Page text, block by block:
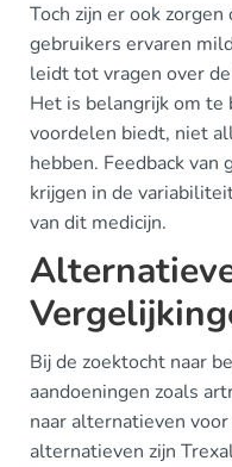
Toch zijn er ook
gebruikers ervaren
leidt tot vragen over
Het is belangrijk om
voordelen biedt, niet
hebben. Feedback
krijgen in de
van dit medicijn.
Bij de zoektocht naar
aandoeningen zoals
naar alternatieven
alternatieven zijn